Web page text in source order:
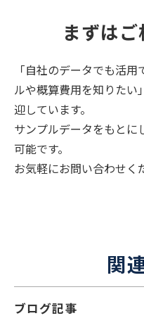
まずは
「自社のデータでも活
ルや概算費用を知りたい
迎しています。
サンプルデータをもとに
可能です。
お気軽にお問い合わせく
関
ブログ記事